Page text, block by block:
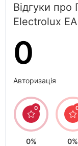
Відгуки про
Electrolux
0
Авторизація
0
0% 0%